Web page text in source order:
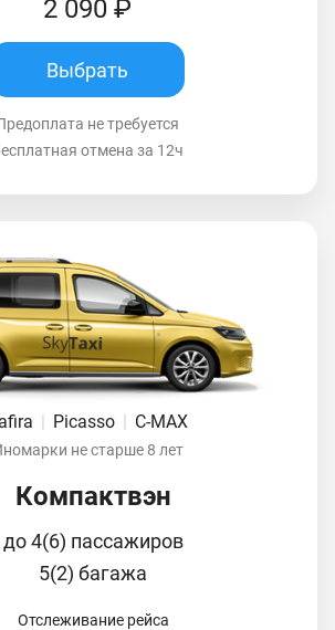
2 090 ₽
Выбрать
не требуется
отмена за 12ч
| Picasso | C-MAX
не старше 8 лет
Компактвэн
до 4(6) пассажиров
5(2) багажа
Отслеживание рейса